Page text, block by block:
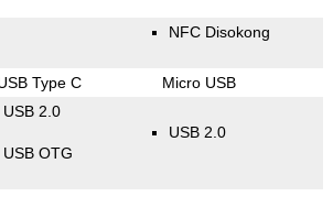
NFC Disokong
Type C Micro USB
USB 2.0
USB OTG
USB 2.0